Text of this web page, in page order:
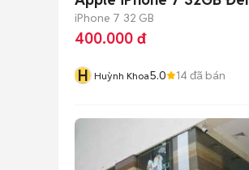
iPhone 7 32 GB
400.000 đ
H Huỳnh Khoa5.0 14đã bán